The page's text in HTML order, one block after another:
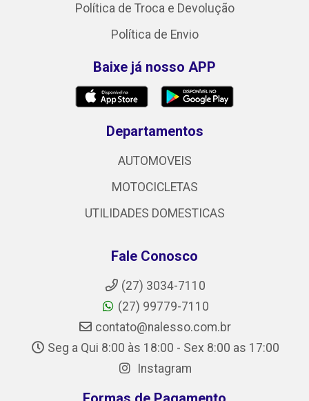
Política de Troca e Devolução
Política de Envio
Baixe já nosso APP
Departamentos
AUTOMOVEIS
MOTOCICLETAS
UTILIDADES DOMESTICAS
Fale Conosco
(27) 3034-7110
(27) 99779-7110
contato@nalesso.com.br
Seg a Qui 8:00 às 18:00 - Sex 8:00 as 17:00
Instagram